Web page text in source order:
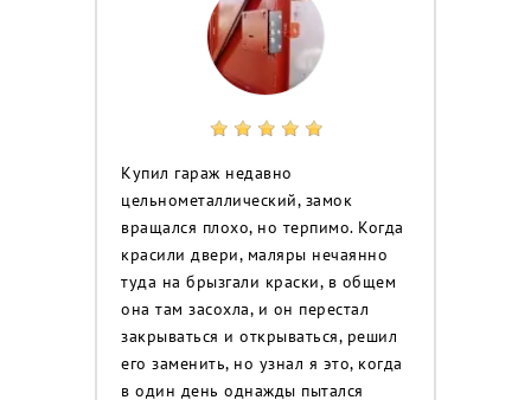
Купил гараж недавно
цельнометаллический, замок
вращался плохо, но терпимо. Когда
красили двери, маляры нечаянно
туда на брызгали краски, в общем
она там засохла, и он перестал
закрываться и открываться, решил
его заменить, но узнал я это, когда
в один день однажды пытался